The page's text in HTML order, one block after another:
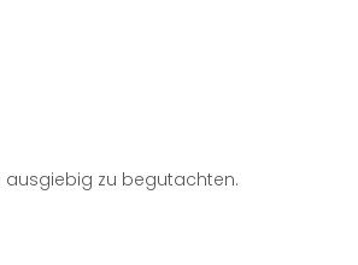
ausgiebig zu begutachten.